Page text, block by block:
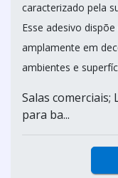
caracterizado pela
Esse adesivo
amplamente em
ambientes e
Salas comerciais;
para ba...